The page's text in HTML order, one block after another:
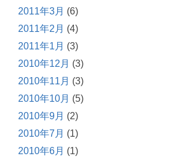
2011年3月 (6)
2011年2月 (4)
2011年1月 (3)
2010年12月 (3)
2010年11月 (3)
2010年10月 (5)
2010年9月 (2)
2010年7月 (1)
2010年6月 (1)